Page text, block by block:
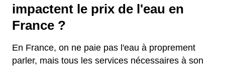
impactent le prix de l'eau en
France ?
En France, on ne paie pas l'eau à proprement
parler, mais tous les services nécessaires à son